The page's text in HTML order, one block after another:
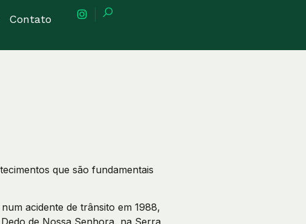
Contato
que são fundamentais
acidente de trânsito em 1988,